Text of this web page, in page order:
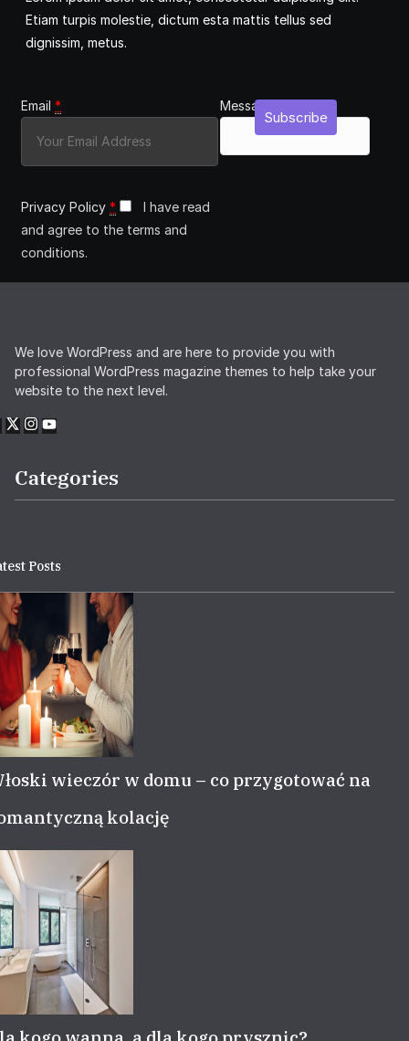
Etiam turpis molestie, dictum esta mattis tellus sed
dignissim, metus.
Email *
Privacy Policy *
I have read
and agree to the terms and
conditions.
Message
Subscribe
We love WordPress and are here to provide you with
professional WordPress magazine themes to help take your
website to the next level.
Categories
Posts
wieczór w domu – co przygotować na
kolację